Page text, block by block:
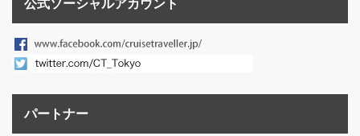
公式ソーシャルアカウント
パートナー